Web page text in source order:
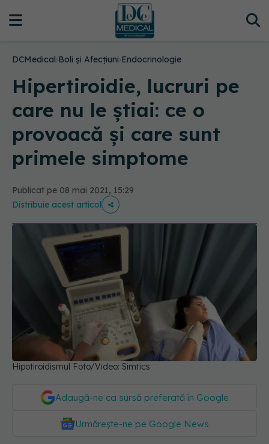
DCMedical›Boli și Afecțiuni›Endocrinologie
Hipertiroidie, lucruri pe
care nu le știai: ce o
provoacă și care sunt
primele simptome
Publicat pe 08 mai 2021, 15:29
Distribuie acest articol
Hipotiroidismul Foto/Video: Simtics
Adaugă-ne ca sursă preferată în Google
Urmărește-ne pe Google News